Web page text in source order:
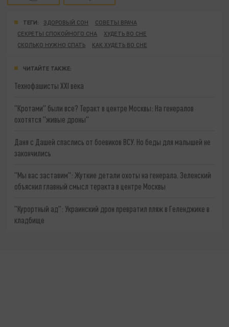
ТЕГИ: ЗДОРОВЫЙ СОН
СОВЕТЫ ВРАЧА
СЕКРЕТЫ СПОКОЙНОГО СНА
ХУДЕТЬ ВО СНЕ
СКОЛЬКО НУЖНО СПАТЬ
КАК ХУДЕТЬ ВО СНЕ
ЧИТАЙТЕ ТАКЖЕ:
Технофашисты XXI века
"Кротами" были все? Теракт в центре Москвы: На генералов
охотятся "живые дроны"
Даня с Дашей спаслись от боевиков ВСУ. Но беды для малышей не
закончились
"Мы вас заставим": Жуткие детали охоты на генерала. Зеленский
объяснил главный смысл теракта в центре Москвы
"Курортный ад": Украинский дрон превратил пляж в Геленджике в
кладбище